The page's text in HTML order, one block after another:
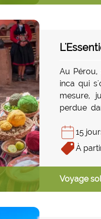
finalement
Au
inca qui
mesure,
perdue
pays
voyage
15
À
Voyage